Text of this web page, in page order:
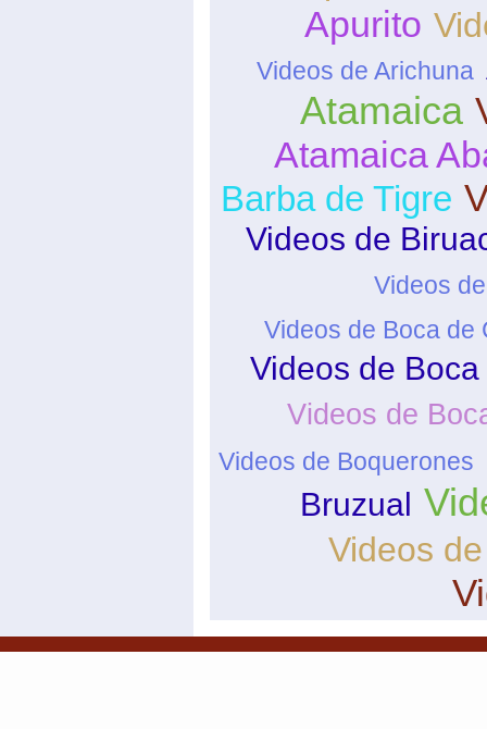
Apurito
Videos de Arichuna
Atamaica
Atamaica
Barba de Tigre
Videos de
Videos
Videos de Boca de
Videos de
Videos de
Videos de Boquerones
Bruzual
Videos